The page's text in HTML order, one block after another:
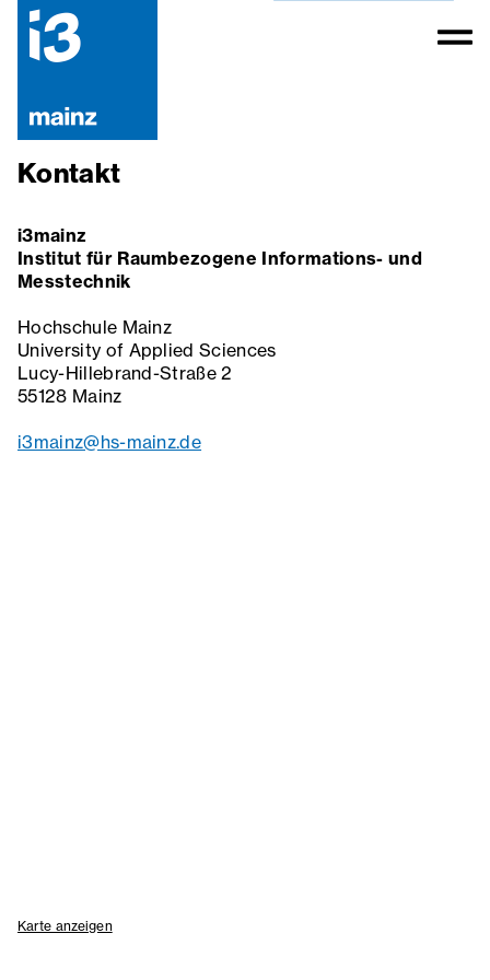
Kontakt
i3mainz
Institut für Raumbezogene Informations- und
Messtechnik
Hochschule Mainz
University of Applied Sciences
Lucy-Hillebrand-Straße 2
55128 Mainz
i3mainz@hs-mainz.de
Karte anzeigen